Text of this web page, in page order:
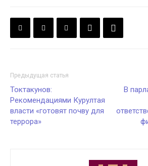
Предыдущая статья
Токтакунов:
Рекомендациями Курултая
власти «готовят почву для
террора»
В